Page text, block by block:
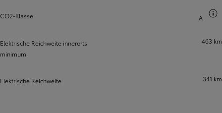
CO2-Klasse A
Elektrische Reichweite innerorts
minimum
463 km
Elektrische Reichweite 341 km